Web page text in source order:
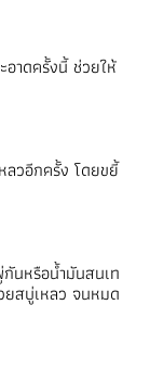
อาดครั้งนี้ ช่วยให้
ลวอีกครั้ง โดยขยี้
นหรือน้ำมันสนเท
ยสบู่เหลว จนหมด